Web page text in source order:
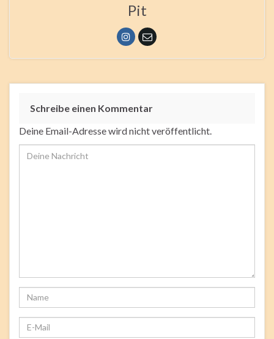
Pit
Schreibe einen Kommentar
Deine Email-Adresse wird nicht veröffentlicht.